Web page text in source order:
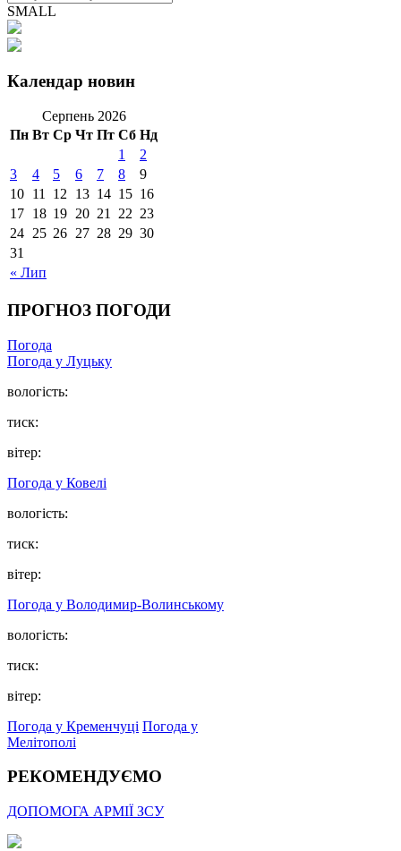
SMALL
Календар новин
Серпень 2026
Пн Вт Ср Чт Пт Сб Нд
« Лип
1
2
3
4 5 6 7 8
9
10 11 12 13 14 15 16
17 18 19 20 21 22 23
24 25 26 27 28 29 30
31
ПРОГНОЗ ПОГОДИ
Погода
Погода у Луцьку
вологість:
тиск:
вітер:
Погода у Ковелі
вологість:
тиск:
вітер:
Погода у Володимир-Волинському
вологість:
тиск:
вітер:
Погода у Кременчуці Погода у
Мелітополі
РЕКОМЕНДУЄМО
ДОПОМОГА АРМІЇ ЗСУ